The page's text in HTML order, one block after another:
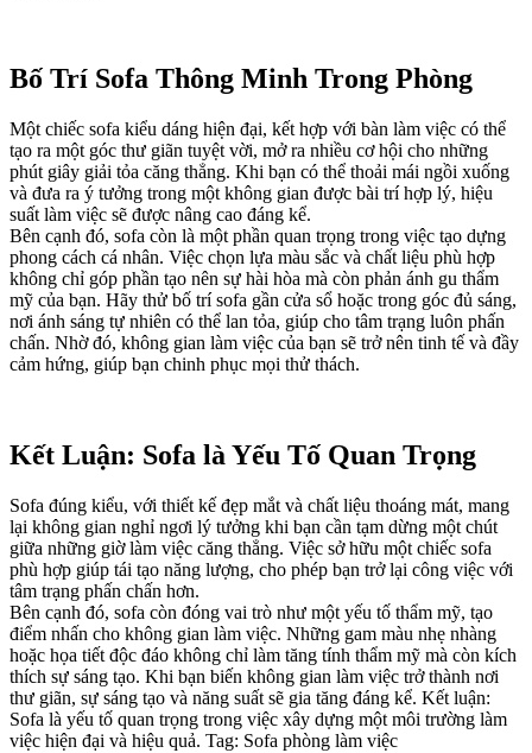
Bố Trí Sofa Thông Minh Trong Phòng
Một chiếc sofa kiểu dáng hiện đại, kết hợp với bàn làm việc có thể
tạo ra một góc thư giãn tuyệt vời, mở ra nhiều cơ hội cho những
phút giây giải tỏa căng thẳng. Khi bạn có thể thoải mái ngồi xuống
và đưa ra ý tưởng trong một không gian được bài trí hợp lý, hiệu
suất làm việc sẽ được nâng cao đáng kể.
Bên cạnh đó, sofa còn là một phần quan trọng trong việc tạo dựng
phong cách cá nhân. Việc chọn lựa màu sắc và chất liệu phù hợp
không chỉ góp phần tạo nên sự hài hòa mà còn phản ánh gu thẩm
mỹ của bạn. Hãy thử bố trí sofa gần cửa sổ hoặc trong góc đủ sáng,
nơi ánh sáng tự nhiên có thể lan tỏa, giúp cho tâm trạng luôn phấn
chấn. Nhờ đó, không gian làm việc của bạn sẽ trở nên tinh tế và đầy
cảm hứng, giúp bạn chinh phục mọi thử thách.
Kết Luận: Sofa là Yếu Tố Quan Trọng
Sofa đúng kiểu, với thiết kế đẹp mắt và chất liệu thoáng mát, mang
lại không gian nghỉ ngơi lý tưởng khi bạn cần tạm dừng một chút
giữa những giờ làm việc căng thẳng. Việc sở hữu một chiếc sofa
phù hợp giúp tái tạo năng lượng, cho phép bạn trở lại công việc với
tâm trạng phấn chấn hơn.
Bên cạnh đó, sofa còn đóng vai trò như một yếu tố thẩm mỹ, tạo
điểm nhấn cho không gian làm việc. Những gam màu nhẹ nhàng
hoặc họa tiết độc đáo không chỉ làm tăng tính thẩm mỹ mà còn kích
thích sự sáng tạo. Khi bạn biến không gian làm việc trở thành nơi
thư giãn, sự sáng tạo và năng suất sẽ gia tăng đáng kể. Kết luận:
Sofa là yếu tố quan trọng trong việc xây dựng một môi trường làm
việc hiện đại và hiệu quả. Tag: Sofa phòng làm việc